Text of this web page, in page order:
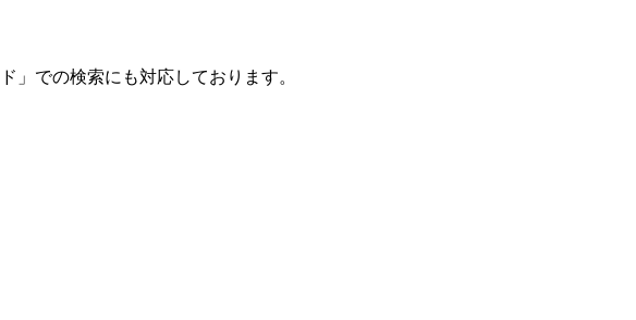
」での検索にも対応しております。